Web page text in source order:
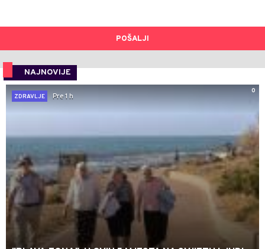
POŠALJI
NAJNOVIJE
0
ZDRAVLJE
Pre 1 h